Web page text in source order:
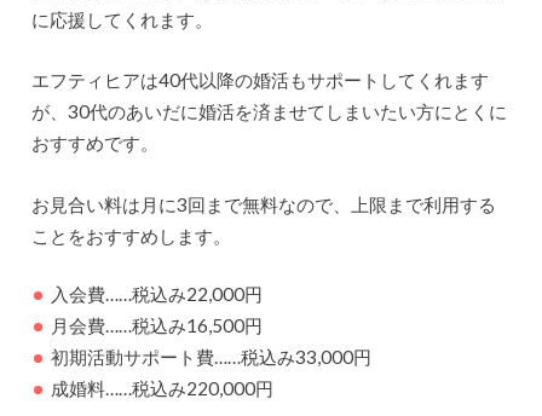
に応援してくれます。
エフティヒアは40代以降の婚活もサポートしてくれます
が、30代のあいだに婚活を済ませてしまいたい方にとくに
おすすめです。
お見合い料は月に3回まで無料なので、上限まで利用する
ことをおすすめします。
入会費……税込み22,000円
月会費……税込み16,500円
初期活動サポート費……税込み33,000円
成婚料……税込み220,000円